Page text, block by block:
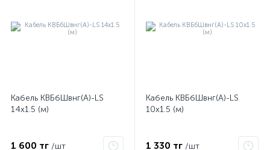
Кабель КВБбШвнг(А)-LS
14х1.5 (м)
1 600 тг /шт
Кабель КВБбШвнг(А)-LS
10х1.5 (м)
1 330 тг /шт